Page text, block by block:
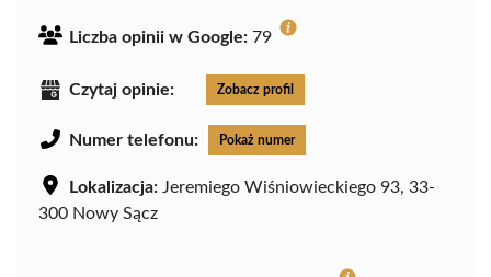
Liczba opinii w Google: 79
Czytaj opinie: Zobacz profil
Numer telefonu: Pokaż numer
Lokalizacja: Jeremiego Wiśniowieckiego 93, 33-
300 Nowy Sącz